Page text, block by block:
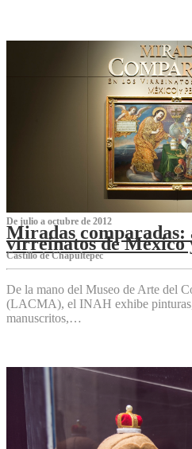
De julio a octubre de 2012
Miradas comparadas:
virreinatos de México
Castillo de Chapultepec
De la mano del Museo de Arte del
(LACMA), el INAH exhibe pinturas,
manuscritos,…